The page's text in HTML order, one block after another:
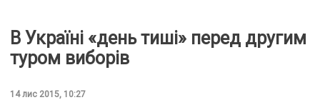
В Україні «день тиші» перед другим
туром виборів
14 лис 2015, 10:27